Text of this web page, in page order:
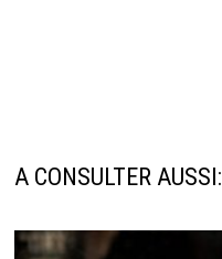
A CONSULTER AUSSI: